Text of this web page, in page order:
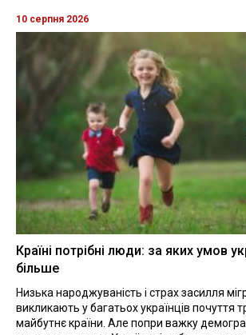
10 серпня 2026
Країні потрібні люди: за яких умов
більше
Низька народжуваність і страх засилля
викликають у багатьох українців почуття
майбутнє країни. Але попри важку